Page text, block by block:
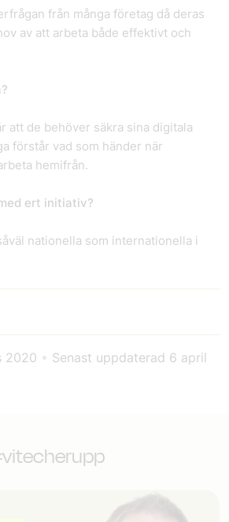
från många företag då deras
av att arbeta både effektivt och
att de behöver säkra sina digitala
förstår vad som händer när
hemifrån.
ert initiativ?
nationella som internationella i
2020 • Senast uppdaterad 6 april